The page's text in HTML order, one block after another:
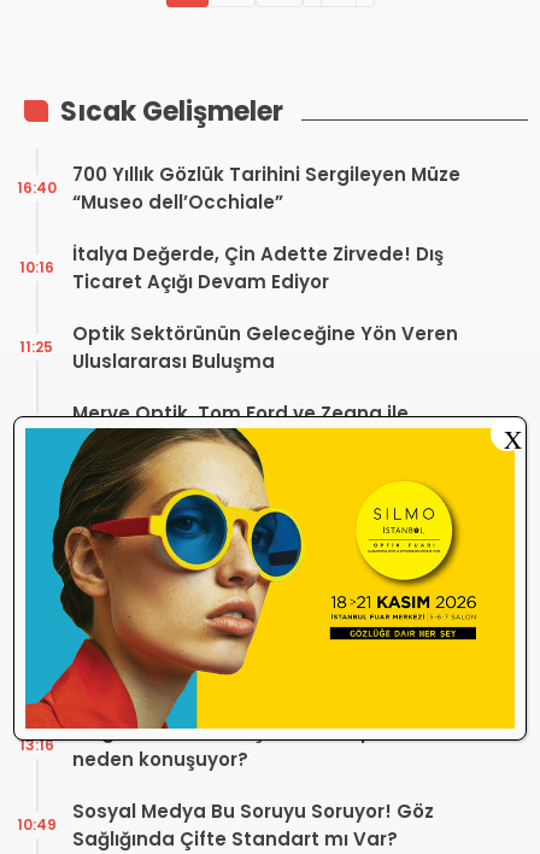
Sıcak Gelişmeler
700 Yıllık Gözlük Tarihini Sergileyen Müze
“Museo dell’Occhiale”
16:40
İtalya Değerde, Çin Adette Zirvede! Dış
Ticaret Açığı Devam Ediyor
10:16
Optik Sektörünün Geleceğine Yön Veren
Uluslararası Buluşma
11:25
Merve Optik, Tom Ford ve Zegna ile
Alaçatı’da Yaz Sezonuna Şık Bir Başlangıç ​​
Yaptı
18:12
Optik Mağazalarındaki Hizmet Kalitesi
Mercek Altında! Görüşünüz Sektörün
Geleceğini Şekillendirebilir
Yönetmelik Tartışmalarına TOGB’dan
Açıklama! Yeni Hüküm Yok, Teknik
Düzenleme Var
Danıştay’dan TOGB’ye İki Kritik Karar!
Atilla Karip’in Açtığı Davalarda Yürütmeyi
Durdurma Kararı
Bir günde 150 bin kişi okudu! Optik sektörü
neden konuşuyor?
13:16
Sosyal Medya Bu Soruyu Soruyor! Göz
Sağlığında Çifte Standart mı Var?
10:49
X